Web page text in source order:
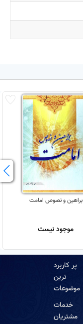
براهین و نصوص امامت
موجود نیست
پر کاربرد
ترین
موضوعات
خدمات
مشتریان